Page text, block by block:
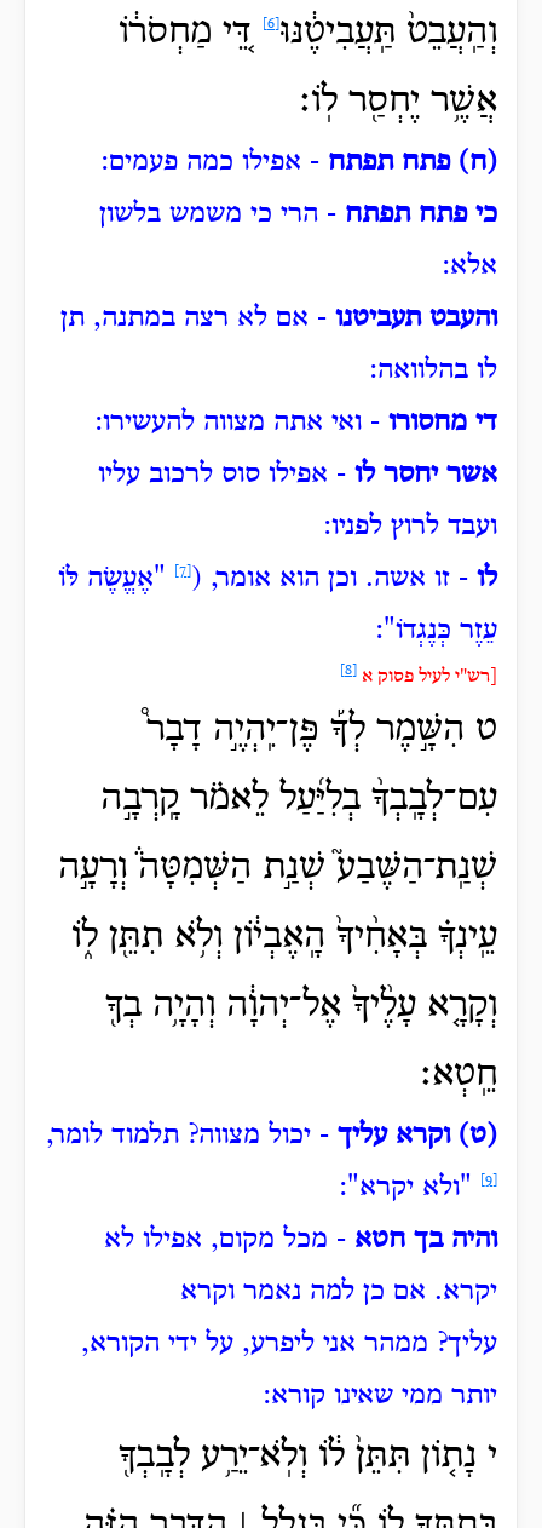
וְהַֽעֲבֵט֙ תַּֽעֲבִיטֶ֔נּוּ
דֵּ֚י מַחְסֹר֔וֹ
אֲשֶׁ֥ר יֶחְסַ֖ר לֽוֹ׃
(ח) פתח תפתח - אפילו כמה פעמים:
כי פתח תפתח - הרי כי משמש בלשון
אלא:
והעבט תעביטנו - אם לא רצה במתנה, תן
לו בהלוואה:
די מחסורו - ואי אתה מצווה להעשירו:
אשר יחסר לו - אפילו סוס לרכוב עליו
ועבד לרוץ לפניו:
לו - זו אשה. וכן הוא אומר, ( "אֶעֱשֶׂה לּוֹ
עֵזֶר כְּנֶגְדוֹ":
[רש"י לעיל פסוק א
ט הִשָּׁ֣מֶר לְךָ֡ פֶּן־יִֽהְיֶ֣ה דָבָר֩
עִם־לְבָֽבְךָ֨ בְלִיַּ֜עַל לֵאמֹ֗ר קָֽרְבָ֣ה
שְׁנַֽת־הַשֶּׁבַע֮ שְׁנַ֣ת הַשְּׁמִטָּה֒ וְרָעָ֣ה
עֵֽינְךָ֗ בְּאָחִ֨יךָ֙ הָֽאֶבְי֔וֹן וְלֹ֥א תִתֵּ֖ן ל֑וֹ
וְקָרָ֤א עָלֶ֨יךָ֙ אֶל־יְהוָ֔ה וְהָיָ֥ה בְךָ֖
חֵֽטְא׃
(ט) וקרא עליך - יכול מצווה? תלמוד לומר,
"ולא יקרא":
והיה בך חטא - מכל מקום, אפילו לא
יקרא. אם כן למה נאמר וקרא
עליך? ממהר אני ליפרע, על ידי הקורא,
יותר ממי שאינו קורא:
י נָת֤וֹן תִּתֵּן֙ ל֔וֹ וְלֹֽא־יֵרַ֥ע לְבָֽבְךָ֖